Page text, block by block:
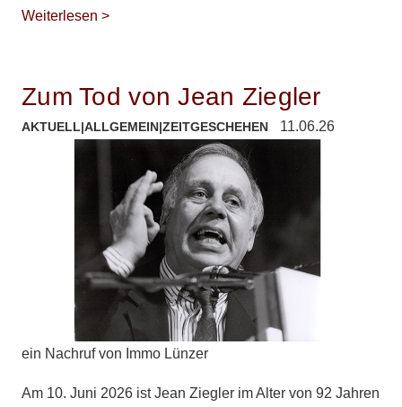
Weiterlesen >
Zum Tod von Jean Ziegler
AKTUELL|ALLGEMEIN|ZEITGESCHEHEN 11.06.26
ein Nachruf von Immo Lünzer
Am 10. Juni 2026 ist Jean Ziegler im Alter von 92 Jahren